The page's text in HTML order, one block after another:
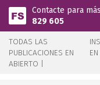
Pasar al contenido
Contacte para
829 605
TODAS LAS
PUBLICACIONES EN
ABIERTO |